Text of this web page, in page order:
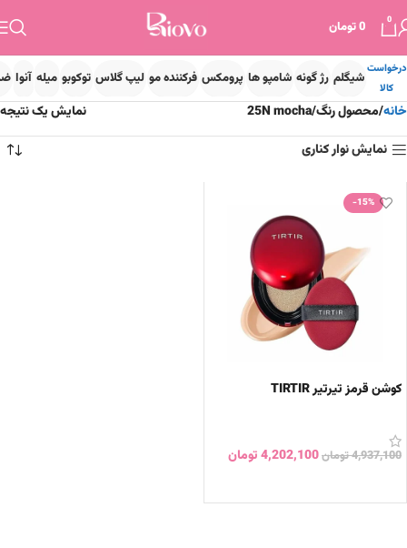
0
0تومان
درخواست
کالا
شیگلم رژ گونه شامپو ها پرومکس فرکننده مو لیپ گلاس توکوبو میله آنوا
خانه محصول رنگ 25N mocha
نمایش یک نتیجه
نمایش نوار کناری
-15%
کوشن قرمز تیرتیر TIRTIR
4,937,100تومان4,202,100تومان